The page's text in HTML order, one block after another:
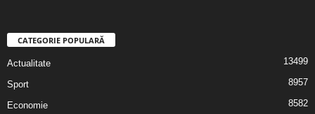
CATEGORIE POPULARĂ
Actualitate 13499
Sport 8957
Economie 8582